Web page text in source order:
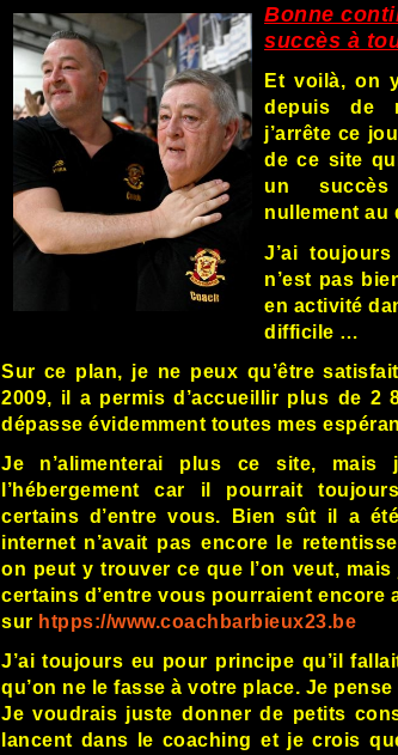
Bonne
succès à
Et voilà, on
depuis de
j’arrête ce
de ce site
un
nullement au
J’ai
n’est pas
en activité
difficile …
Sur ce plan, je ne peux qu’être
2009, il a permis d’accueillir plus de 2
dépasse évidemment toutes mes
Je n’alimenterai plus ce site, mais
l’hébergement car il pourrait
certains d’entre vous. Bien sût il a
internet n’avait pas encore le
on peut y trouver ce que l’on veut,
certains d’entre vous pourraient encore
sur htpps://www.coachbarbieux23.be
J’ai toujours eu pour principe qu’il
qu’on ne le fasse à votre place. Je
Je voudrais juste donner de petits
lancent dans le coaching et je crois